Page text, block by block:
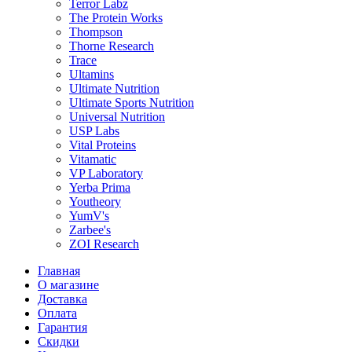
Terror Labz
The Protein Works
Thompson
Thorne Research
Trace
Ultamins
Ultimate Nutrition
Ultimate Sports Nutrition
Universal Nutrition
USP Labs
Vital Proteins
Vitamatic
VP Laboratory
Yerba Prima
Youtheory
YumV's
Zarbee's
ZOI Research
Главная
О магазине
Доставка
Оплата
Гарантия
Скидки